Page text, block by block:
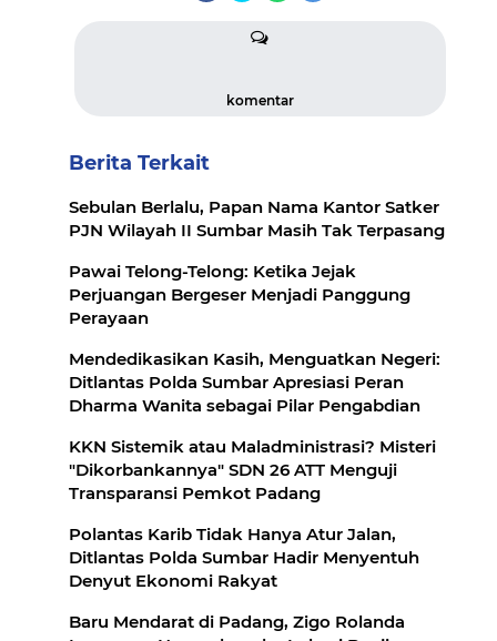
komentar
Berita Terkait
Sebulan Berlalu, Papan Nama Kantor Satker
PJN Wilayah II Sumbar Masih Tak Terpasang
Pawai Telong-Telong: Ketika Jejak
Perjuangan Bergeser Menjadi Panggung
Perayaan
Mendedikasikan Kasih, Menguatkan Negeri:
Ditlantas Polda Sumbar Apresiasi Peran
Dharma Wanita sebagai Pilar Pengabdian
KKN Sistemik atau Maladministrasi? Misteri
"Dikorbankannya" SDN 26 ATT Menguji
Transparansi Pemkot Padang
Polantas Karib Tidak Hanya Atur Jalan,
Ditlantas Polda Sumbar Hadir Menyentuh
Denyut Ekonomi Rakyat
Baru Mendarat di Padang, Zigo Rolanda